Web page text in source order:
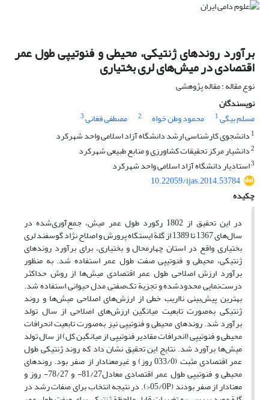
برآورد روندهای ژنتیکی، محیطی و فنوتیپی طول عمر
اقتصادی در میش‌های لری ‌بختیاری
نوع مقاله : مقاله پژوهشی
نویسندگان
مسلم بیگی1 محمود وطن خواه 2 مصطفی فغانی3
1 دانشجوی کارشناسی ارشد دانشگاه آزاد اسلامی واحد شهرکرد
2دانشیار مرکز تحقیقات کشاورزی و منابع طبیعی شهرکرد
3استادیار دانشگاه آزاد اسلامی واحد شهرکرد
10.22059/ijas.2014.53784
چکیده
در این تحقیق از 1802 رکورد طول عمر میش، جمع‌آوری‌شده در
سال‌های 1367 تا 1389 از گلة ایستگاه پرورش و اصلاح نژاد گوسفند لری
بختیاری واقع در استان چهارمحال‌ و بختیاری، برای برآورد روند‌های
ژنتیکی، محیطی و فنوتیپی صفت طول عمر استفاده شد. به منظور
بر‌آورد ارزش‌ اصلاحی طول عمر اقتصادی میش‌ها از روش حداکثر
درست‌نمایی محدودشده و تجزیة تک‌صفتی مدل حیوانی استفاده شد.
بهترین پیش‌بینی نااریب خطی از ارزش‌های اصلاحی میش‌ها و روند
ژنتیکی به‌صورت تابعیت میانگین ارزش‌های اصلاحی از سال تولد
برآورد شد. روندهای محیطی و فنوتیپی نیز به‌صورت تابعیت انحرافات
محیطی و فنوتیپی (انحرافات مقادیر فنوتیپی از میانگین کل) از سال تولد
میش‌ها برآورد شد. نتایج این تحقیق نشان داد که روند ژنتیکی طول
عمر اقتصادی مثبت (033/0 روز) و غیرمعنا‌دار از صفر بود. روندهای
محیطی و فنوتیپی طول عمر اقتصادی معادل81/27- و 78/27- روز و
معنا‌دار از صفر بودند (05/0P<). در نتیجه انتخاب برای صفات رشد در